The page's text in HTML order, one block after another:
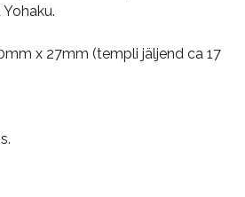
x 27mm (templi jäljend ca 17